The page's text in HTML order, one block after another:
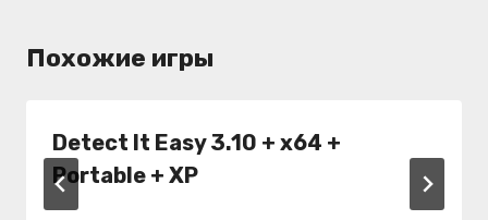
Похожие игры
Detect It Easy 3.10 + x64 +
Portable + XP